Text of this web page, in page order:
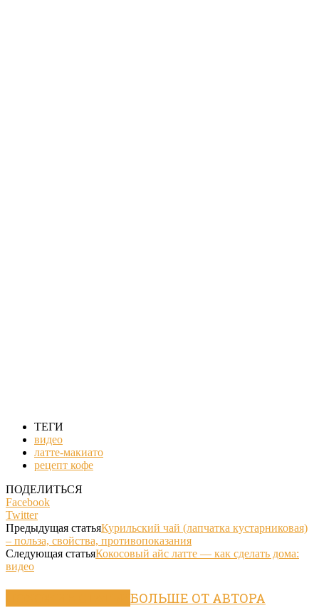
ТЕГИ
видео
латте-макиато
рецепт кофе
ПОДЕЛИТЬСЯ
Facebook
Twitter
Предыдущая статьяКурильский чай (лапчатка кустарниковая)
– польза, свойства, противопоказания
Следующая статьяКокосовый айс латте — как сделать дома:
видео
БОЛЬШЕ ОТ АВТОРА